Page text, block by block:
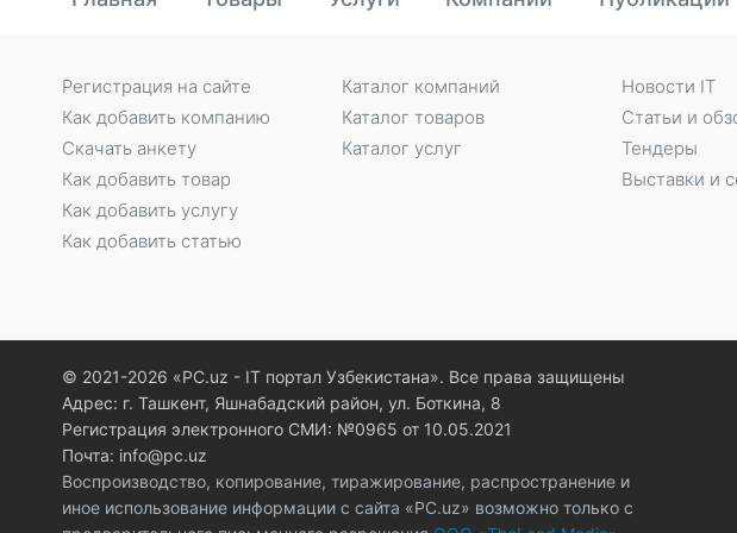
Регистрация на сайте
Как добавить компанию
Скачать анкету
Как добавить товар
Как добавить услугу
Как добавить статью
Каталог компаний
Каталог товаров
Каталог услуг
Новости IT
Статьи и
Тендеры
Выставки и
© 2021-2026 «PC.uz - IT портал Узбекистана». Все права защищены
Адрес: г. Ташкент, Яшнабадский район, ул. Боткина, 8
Регистрация электронного СМИ: №0965 от 10.05.2021
Почта: info@pc.uz
Воспроизводство, копирование, тиражирование, распространение и
иное использование информации с сайта «PC.uz» возможно только с